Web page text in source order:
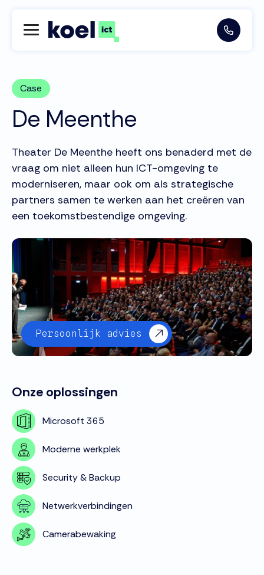
Case
De Meenthe
Theater De Meenthe heeft ons benaderd met de
vraag om niet alleen hun ICT-omgeving te
moderniseren, maar ook om als strategische
partners samen te werken aan het creëren van
een toekomstbestendige omgeving.
Persoonlijk advies
Onze oplossingen
Microsoft 365
Moderne werkplek
Security & Backup
Netwerkverbindingen
Camerabewaking